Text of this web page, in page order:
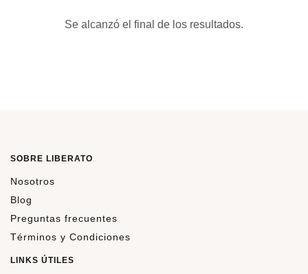
Se alcanzó el final de los resultados.
SOBRE LIBERATO
Nosotros
Blog
Preguntas frecuentes
Términos y Condiciones
LINKS ÚTILES